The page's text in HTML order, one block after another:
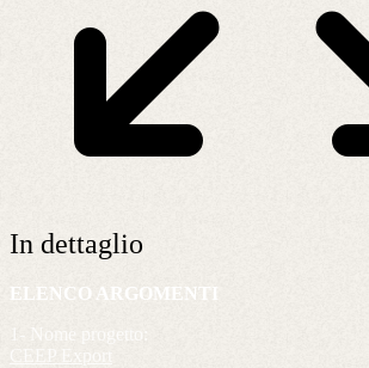
In dettaglio
ELENCO ARGOMENTI
1- Nome progetto:
CEEP Export